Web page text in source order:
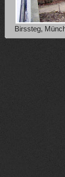
Birssteg,